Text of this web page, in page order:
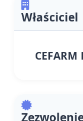
Właściciel
CEFARM